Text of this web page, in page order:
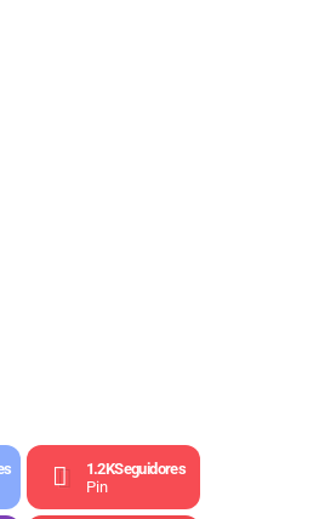
1.2KSeguidores
Pin